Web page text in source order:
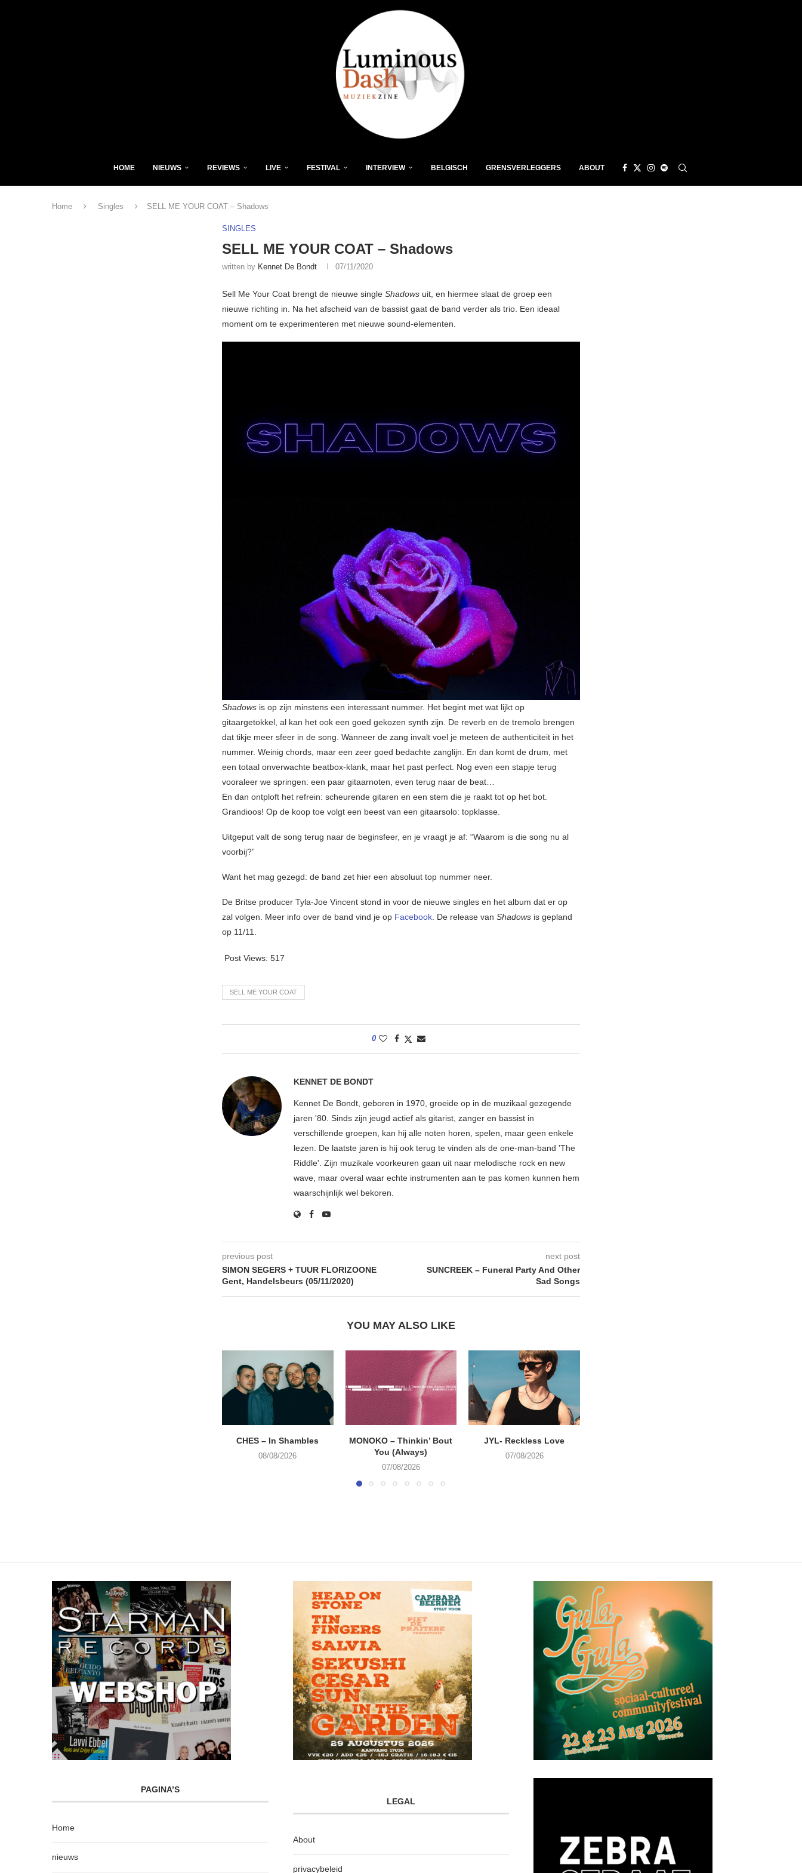
HOME NIEUWS REVIEWS LIVE FESTIVAL INTERVIEW BELGISCH GRENSVERLEGGERS ABOUT
Home Singles SELL ME YOUR COAT – Shadows
SINGLES
SELL ME YOUR COAT – Shadows
written by Kennet De Bondt 07/11/2020
Sell Me Your Coat brengt de nieuwe single Shadows uit, en hiermee slaat de groep een
nieuwe richting in. Na het afscheid van de bassist gaat de band verder als trio. Een ideaal
moment om te experimenteren met nieuwe sound-elementen.
Shadows is op zijn minstens een interessant nummer. Het begint met wat lijkt op
gitaargetokkel, al kan het ook een goed gekozen synth zijn. De reverb en de tremolo brengen
dat tikje meer sfeer in de song. Wanneer de zang invalt voel je meteen de authenticiteit in het
nummer. Weinig chords, maar een zeer goed bedachte zanglijn. En dan komt de drum, met
een totaal onverwachte beatbox-klank, maar het past perfect. Nog even een stapje terug
vooraleer we springen: een paar gitaarnoten, even terug naar de beat…
En dan ontploft het refrein: scheurende gitaren en een stem die je raakt tot op het bot.
Grandioos! Op de koop toe volgt een beest van een gitaarsolo: topklasse.
Uitgeput valt de song terug naar de beginsfeer, en je vraagt je af: “Waarom is die song nu al
voorbij?”
Want het mag gezegd: de band zet hier een absoluut top nummer neer.
De Britse producer Tyla-Joe Vincent stond in voor de nieuwe singles en het album dat er op
zal volgen. Meer info over de band vind je op Facebook. De release van Shadows is gepland
op 11/11.
Post Views: 517
SELL ME YOUR COAT
0
KENNET DE BONDT
Kennet De Bondt, geboren in 1970, groeide op in de muzikaal gezegende
jaren '80. Sinds zijn jeugd actief als gitarist, zanger en bassist in
verschillende groepen, kan hij alle noten horen, spelen, maar geen enkele
lezen. De laatste jaren is hij ook terug te vinden als de one-man-band 'The
Riddle'. Zijn muzikale voorkeuren gaan uit naar melodische rock en new
wave, maar overal waar echte instrumenten aan te pas komen kunnen hem
waarschijnlijk wel bekoren.
previous post
SIMON SEGERS + TUUR FLORIZOONE
Gent, Handelsbeurs (05/11/2020)
next post
SUNCREEK – Funeral Party And Other
Sad Songs
YOU MAY ALSO LIKE
CHES – In Shambles
08/08/2026
MONOKO – Thinkin’ Bout
You (Always)
07/08/2026
JYL- Reckless Love
07/08/2026
PAGINA’S
Home
nieuws
LEGAL
About
privacybeleid